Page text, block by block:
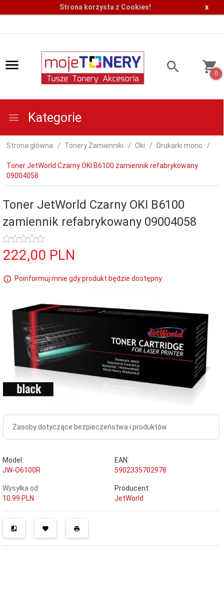
Strona korzysta z Cookies! x
0
Kategorie
Strona główna Tonery Zamienniki Oki Drukarki mono
Toner JetWorld Czarny OKI B6100 zamiennik refabrykowany
09004058
Toner JetWorld Czarny OKI B6100
zamiennik refabrykowany 09004058
222,00 PLN
Poinformuj mnie gdy produkt będzie dostępny
Zasoby dotyczące bezpieczeństwa i produktów
Model:
JW-O6100R
EAN:
5902335702978
Wysyłka od:
10.99 PLN
Producent:
JetWorld